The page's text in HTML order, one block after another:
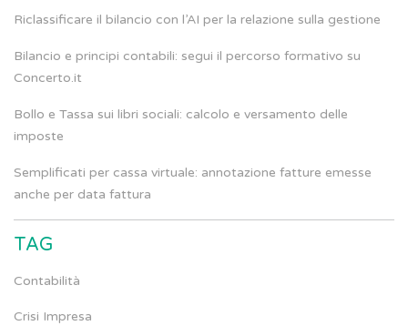
Riclassificare il bilancio con l’AI per la relazione sulla gestione
Bilancio e principi contabili: segui il percorso formativo su
Concerto.it
Bollo e Tassa sui libri sociali: calcolo e versamento delle
imposte
Semplificati per cassa virtuale: annotazione fatture emesse
anche per data fattura
TAG
Contabilità
Crisi Impresa